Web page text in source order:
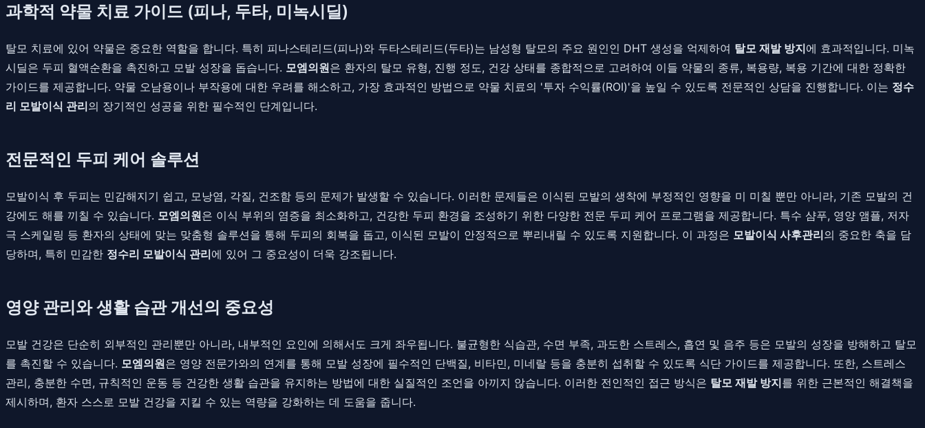
과학적 약물 치료 가이드 (피나, 두타, 미녹시딜)
탈모 치료에 있어 약물은 중요한 역할을 합니다. 특히 피나스테리드(피나)와 두타스테리드(두타)는 남성형 탈모의 주요 원인인 DHT 생성을 억제하여 탈모 재발 방지에 효과적입니다. 미녹
시딜은 두피 혈액순환을 촉진하고 모발 성장을 돕습니다. 모엠의원은 환자의 탈모 유형, 진행 정도, 건강 상태를 종합적으로 고려하여 이들 약물의 종류, 복용량, 복용 기간에 대한 정확한
가이드를 제공합니다. 약물 오남용이나 부작용에 대한 우려를 해소하고, 가장 효과적인 방법으로 약물 치료의 '투자 수익률(ROI)'을 높일 수 있도록 전문적인 상담을 진행합니다. 이는 정수
리 모발이식 관리의 장기적인 성공을 위한 필수적인 단계입니다.
전문적인 두피 케어 솔루션
모발이식 후 두피는 민감해지기 쉽고, 모낭염, 각질, 건조함 등의 문제가 발생할 수 있습니다. 이러한 문제들은 이식된 모발의 생착에 부정적인 영향을 미 미칠 뿐만 아니라, 기존 모발의 건
강에도 해를 끼칠 수 있습니다. 모엠의원은 이식 부위의 염증을 최소화하고, 건강한 두피 환경을 조성하기 위한 다양한 전문 두피 케어 프로그램을 제공합니다. 특수 샴푸, 영양 앰플, 저자
극 스케일링 등 환자의 상태에 맞는 맞춤형 솔루션을 통해 두피의 회복을 돕고, 이식된 모발이 안정적으로 뿌리내릴 수 있도록 지원합니다. 이 과정은 모발이식 사후관리의 중요한 축을 담
당하며, 특히 민감한 정수리 모발이식 관리에 있어 그 중요성이 더욱 강조됩니다.
영양 관리와 생활 습관 개선의 중요성
모발 건강은 단순히 외부적인 관리뿐만 아니라, 내부적인 요인에 의해서도 크게 좌우됩니다. 불균형한 식습관, 수면 부족, 과도한 스트레스, 흡연 및 음주 등은 모발의 성장을 방해하고 탈모
를 촉진할 수 있습니다. 모엠의원은 영양 전문가와의 연계를 통해 모발 성장에 필수적인 단백질, 비타민, 미네랄 등을 충분히 섭취할 수 있도록 식단 가이드를 제공합니다. 또한, 스트레스
관리, 충분한 수면, 규칙적인 운동 등 건강한 생활 습관을 유지하는 방법에 대한 실질적인 조언을 아끼지 않습니다. 이러한 전인적인 접근 방식은 탈모 재발 방지를 위한 근본적인 해결책을
제시하며, 환자 스스로 모발 건강을 지킬 수 있는 역량을 강화하는 데 도움을 줍니다.